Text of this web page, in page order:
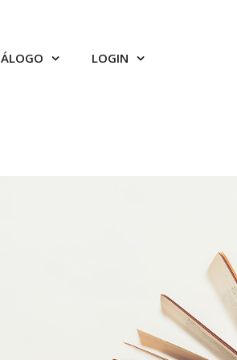
LOGIN